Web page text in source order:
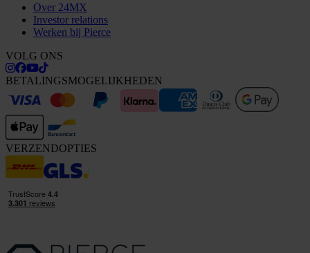
Over 24MX
Investor relations
Werken bij Pierce
VOLG ONS
BETALINGSMOGELIJKHEDEN
VERZENDOPTIES